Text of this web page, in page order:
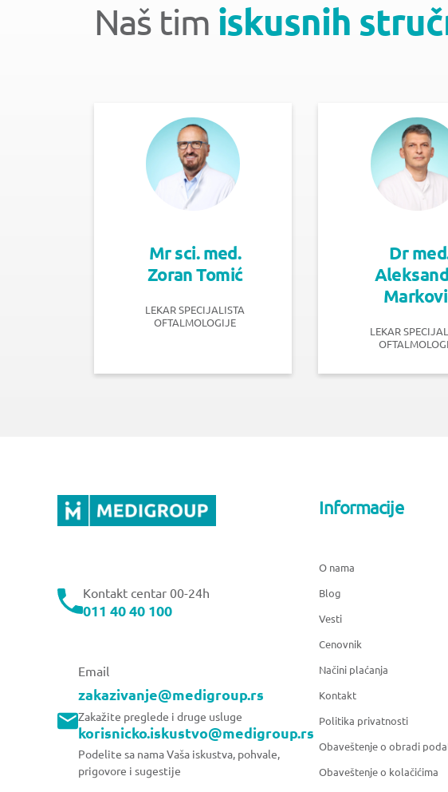
Naš tim iskusnih
Mr sci. med.
Zoran Tomić
LEKAR SPECIJALISTA
OFTALMOLOGIJE
Dr
LEKAR
Kontakt centar 00-24h
011 40 40 100
Email
zakazivanje@medigroup.rs
Zakažite preglede i druge usluge
korisnicko.iskustvo@medigroup.rs
Podelite sa nama Vaša iskustva, pohvale,
prigovore i sugestije
Informacije
O nama
Blog
Vesti
Cenovnik
Načini plaćanja
Kontakt
Politika privatnosti
Obaveštenje o obradi
Obaveštenje o kolačićima